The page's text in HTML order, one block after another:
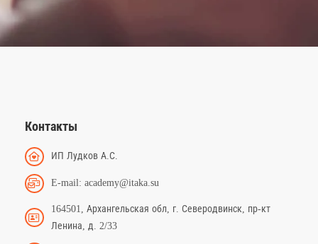
Контакты
ИП Лудков А.С.
E-mail: academy@itaka.su
164501, Архангельская обл, г. Северодвинск, пр-кт
Ленина, д. 2/33